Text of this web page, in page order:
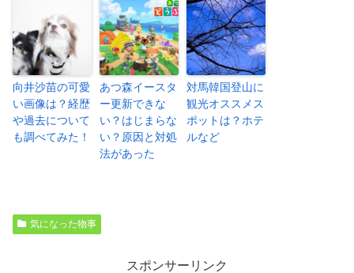
向井沙苗の可愛
い画像は？経歴
や過去について
も調べてみた！
あつ森イースタ
ー更新できな
い？はじまらな
い？原因と対処
法があった
対馬韓国登山に
観光オススメス
ポットは？ホテ
ルなど
気になった物事
スポンサーリンク